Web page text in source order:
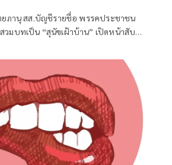
ภานุ สส.บัญชีรายชื่อ พรรคประชาชน
วมบทเป็น “สุนัขเฝ้าบ้าน” เปิดหน้าสับ
ศรษฐกิจและสังคม (ดีอี)